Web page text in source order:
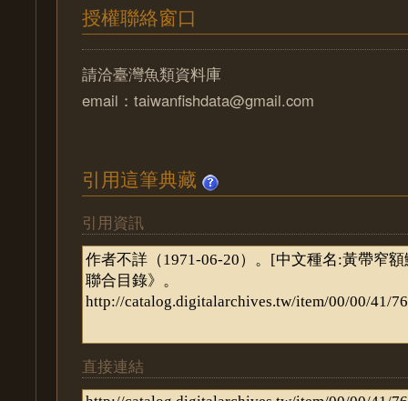
授權聯絡窗口
請洽臺灣魚類資料庫
email：taiwanfishdata@gmail.com
引用這筆典藏
引用資訊
直接連結